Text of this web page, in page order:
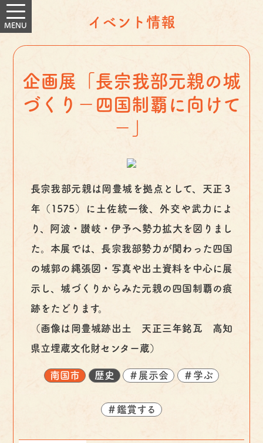
イベント情報
企画展「長宗我部元親の城
づくり－四国制覇に向けて
－」
長宗我部元親は岡豊城を拠点として、天正３
年（1575）に土佐統一後、外交や武力によ
り、阿波・讃岐・伊予へ勢力拡大を図りまし
た。本展では、長宗我部勢力が関わった四国
の城郭の縄張図・写真や出土資料を中心に展
示し、城づくりからみた元親の四国制覇の痕
跡をたどります。
（画像は岡豊城跡出土 天正三年銘瓦 高知
県立埋蔵文化財センター蔵）
南国市 歴史 ＃展示会 ＃学ぶ
＃鑑賞する